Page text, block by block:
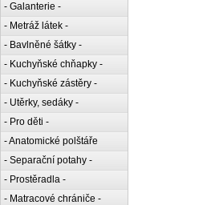
- Galanterie -
- Metráž látek -
- Bavlněné šátky -
- Kuchyňské chňapky -
- Kuchyňské zástěry -
- Utěrky, sedáky -
- Pro děti -
- Anatomické polštáře
- Separační potahy -
- Prostěradla -
- Matracové chrániče -